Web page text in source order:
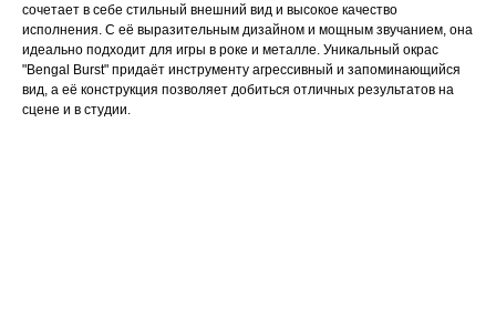
сочетает в себе стильный внешний вид и высокое качество
исполнения. С её выразительным дизайном и мощным звучанием, она
идеально подходит для игры в роке и металле. Уникальный окрас
"Bengal Burst" придаёт инструменту агрессивный и запоминающийся
вид, а её конструкция позволяет добиться отличных результатов на
сцене и в студии.